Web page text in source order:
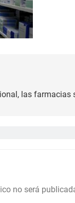
las
no será